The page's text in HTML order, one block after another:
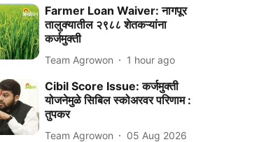
Farmer Loan Waiver: नागपूर
तालुक्यातील २९८८ शेतकऱ्यांना
कर्जमुक्ती
Team Agrowon 1 hour ago
Cibil Score Issue: कर्जमुक्ती
योजनेमुळे सिबिल स्कोअरवर परिणाम :
तुपकर
Team Agrowon 05 Aug 2026